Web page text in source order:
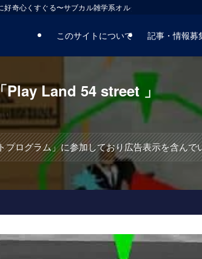
奇心くすぐる〜サブカル雑学系オルタナティブサイト
このサイトについて 記事・情報募
Play Land 54 street 」
ログラム」に参加しており広告表示を含んで